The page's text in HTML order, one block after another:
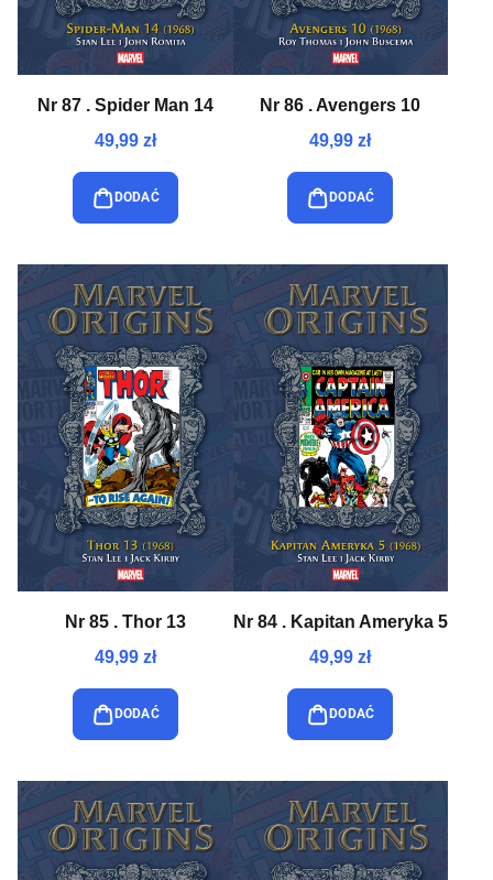
Nr 87 . Spider Man 14
49,99 zł
DODAĆ
Nr 86 . Avengers 10
49,99 zł
DODAĆ
Nr 85 . Thor 13
49,99 zł
DODAĆ
Nr 84 . Kapitan Ameryka 5
49,99 zł
DODAĆ